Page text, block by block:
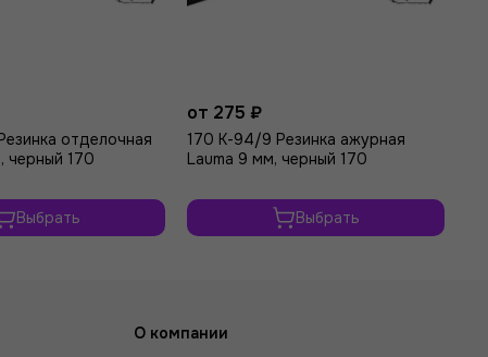
отделочная
черный 170
Выбрать
от 275 ₽
170 К-94/9 Резинка ажурная
Lauma 9 мм, черный 170
Выбрать
О компании